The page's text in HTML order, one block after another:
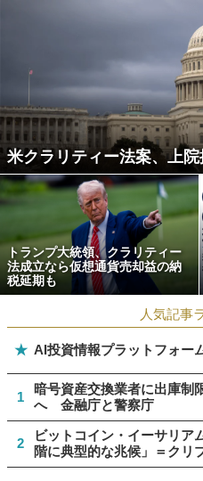
米クラリティー法案、上
トランプ大統領、クラリティー
法成立なら仮想通貨売却益の納
税延期も
人気記事
★ AI投資情報プラットフォー
1
暗号資産交換業者に出庫制
へ 金融庁と警察庁
2
ビットコイン・イーサリア
階に典型的な兆候」＝クリ